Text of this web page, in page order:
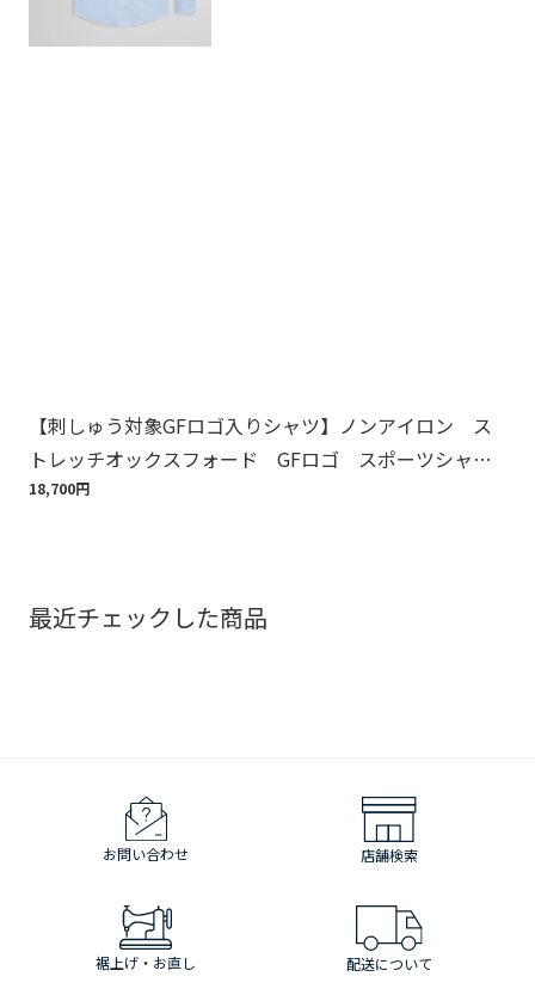
【刺しゅう対象GFロゴ入りシャツ】ノンアイロン ス
トレッチオックスフォード GFロゴ スポーツシャ
ツ Regular Fit
18,700円
最近チェックした商品
お問い合わせ 店舗検索
裾上げ・お直し 配送について